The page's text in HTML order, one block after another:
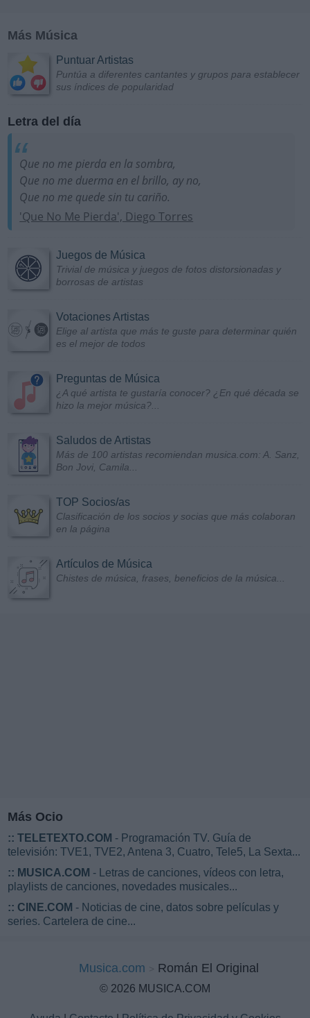
Más Música
Puntuar Artistas
Puntúa a diferentes cantantes y grupos para establecer
sus índices de popularidad
Letra del día
Que no me pierda en la sombra,
Que no me duerma en el brillo, ay no,
Que no me quede sin tu cariño.
'Que No Me Pierda', Diego Torres
Juegos de Música
Trivial de música y juegos de fotos distorsionadas y
borrosas de artistas
Votaciones Artistas
Elige al artista que más te guste para determinar quién
es el mejor de todos
Preguntas de Música
¿A qué artista te gustaría conocer? ¿En qué década se
hizo la mejor música?...
Saludos de Artistas
Más de 100 artistas recomiendan musica.com: A. Sanz,
Bon Jovi, Camila...
TOP Socios/as
Clasificación de los socios y socias que más colaboran
en la página
Artículos de Música
Chistes de música, frases, beneficios de la música...
Más Ocio
:: TELETEXTO.COM - Programación TV. Guía de
televisión: TVE1, TVE2, Antena 3, Cuatro, Tele5, La Sexta...
:: MUSICA.COM - Letras de canciones, vídeos con letra,
playlists de canciones, novedades musicales...
:: CINE.COM - Noticias de cine, datos sobre películas y
series. Cartelera de cine...
Musica.com Román El Original
© 2026 MUSICA.COM